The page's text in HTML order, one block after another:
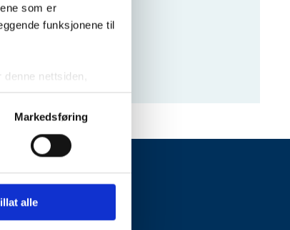
som er
funksjonene til
nettsiden,
vil kun bli
av noen av dem kan
Markedsføring
alle
WANG